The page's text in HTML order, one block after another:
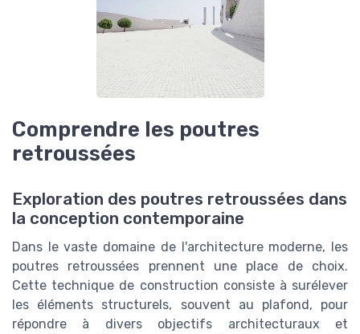
Comprendre les poutres
retroussées
Exploration des poutres retroussées dans
la conception contemporaine
Dans le vaste domaine de l'architecture moderne, les
poutres retroussées prennent une place de choix.
Cette technique de construction consiste à surélever
les éléments structurels, souvent au plafond, pour
répondre à divers objectifs architecturaux et